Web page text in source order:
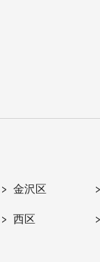
金沢区
西区